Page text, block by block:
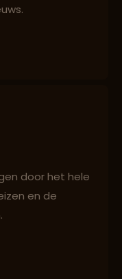
cultuur en milieu
door het hele
en de